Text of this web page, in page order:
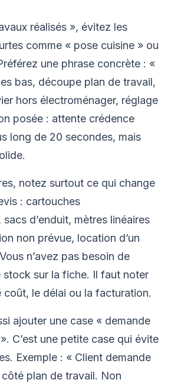
réalisés », évitez les
comme « pose cuisine » ou
une phrase concrète : «
bas, découpe plan de travail,
hors électroménager, réglage
posée : attente crédence
long de 20 secondes, mais
notez surtout ce qui change
: cartouches
d’enduit, mètres linéaires
non prévue, location d’un
n’avez pas besoin de
sur la fiche. Il faut noter
coût, le délai ou la facturation.
ajouter une case « demande
C’est une petite case qui évite
Exemple : « Client demande
côté plan de travail. Non